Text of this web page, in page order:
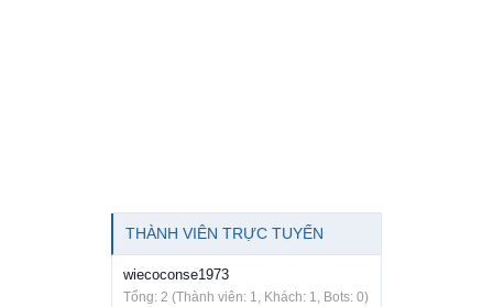
THÀNH VIÊN TRỰC TUYẾN
wiecoconse1973
Tổng: 2 (Thành viên: 1, Khách: 1, Bots: 0)